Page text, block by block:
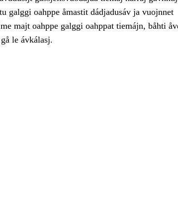
galggi oahppe åmastit dádjadusáv ja vuojnnet
majt oahppe galggi oahppat tiemájn, båhti
le ávkálasj.